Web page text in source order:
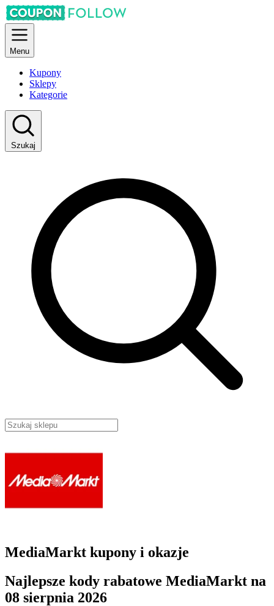
Menu
Kupony
Sklepy
Kategorie
Szukaj
MediaMarkt kupony i okazje
Najlepsze kody rabatowe MediaMarkt na
08 sierpnia 2026